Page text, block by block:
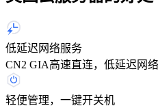
低延迟网络服务
CN2 GIA高速直连，低延迟网
轻便管理，一键开关机